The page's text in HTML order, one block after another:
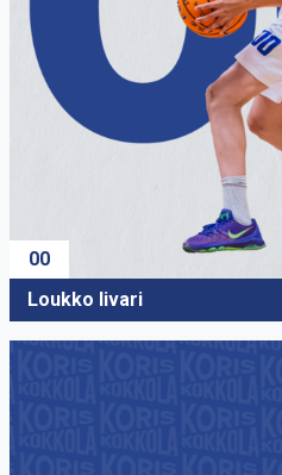
00
Loukko Iivari